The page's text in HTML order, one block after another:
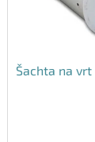
Šachta na